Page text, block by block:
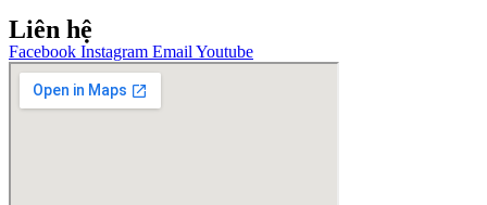
Liên hệ
Facebook Instagram Email Youtube